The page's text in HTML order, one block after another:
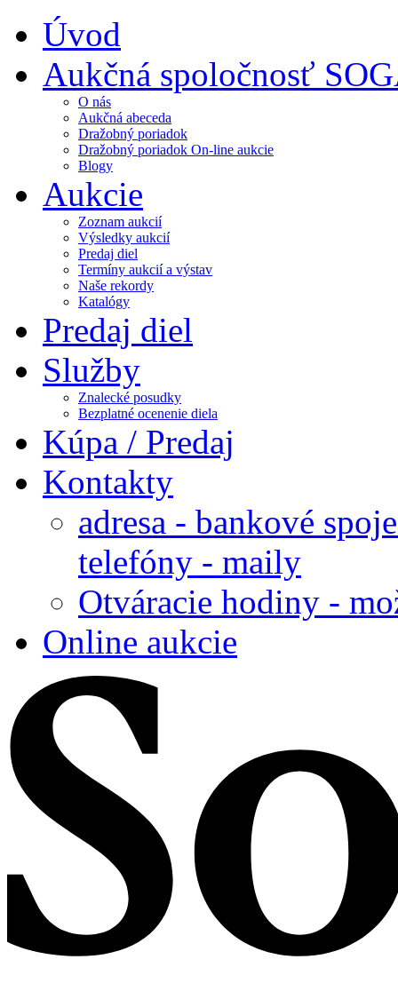
Úvod
Aukčná spoločnosť
O nás
Aukčná abeceda
Dražobný poriadok
Dražobný poriadok On-line aukcie
Blogy
Aukcie
Zoznam aukcií
Výsledky aukcií
Predaj diel
Termíny aukcií a výstav
Naše rekordy
Katalógy
Predaj diel
Služby
Znalecké posudky
Bezplatné ocenenie diela
Kúpa / Predaj
Kontakty
adresa - bankové
telefóny - maily
Otváracie hodiny -
Online aukcie